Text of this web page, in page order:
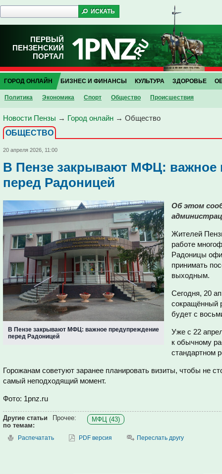
ПЕРВЫЙ
ПЕНЗЕНСКИЙ
ПОРТАЛ
ГОРОД ОНЛАЙН
Политика Экономика Спорт Общество Проиcшествия
БИЗНЕС И ФИНАНСЫ КУЛЬТУРА ЗДОРОВЬЕ
Новости Пензы → Город онлайн → Общество
ОБЩЕСТВО
20 апреля 2026, 11:00
В Пензе закрывают МФЦ: важное
перед Радоницей
В Пензе закрывают МФЦ: важное предупреждение
перед Радоницей
Об этом
Жителей
работе
Радоницы
принимать
выходным.
Сегодня, 20
сокращённый
будет с
Уже с 22
к обычному
стандартном
Горожанам советуют заранее планировать визиты, чтобы не
самый неподходящий момент.
Фото: 1pnz.ru
Другие статьи
по темам:
Прочее: МФЦ (43)
Распечатать PDF версия Переслать другу